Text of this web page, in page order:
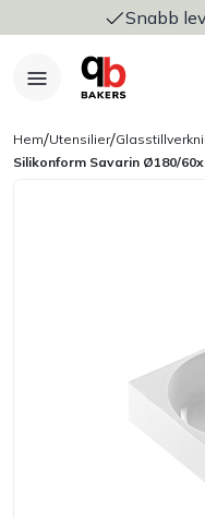
Snabb
Bageriplåtar &
Stickvagnar &
Hem/Utensilier/
Silikonform Savarin Ø180/